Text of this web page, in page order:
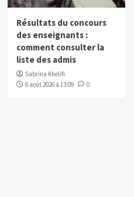
Résultats du concours
des enseignants :
comment consulter la
liste des admis
Sabrina Khelifi
6 août 2026 à 13:09
0